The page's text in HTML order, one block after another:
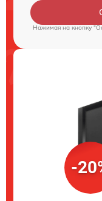
Нажимая на кнопку
-